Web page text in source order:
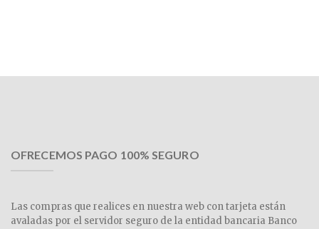
OFRECEMOS PAGO 100% SEGURO
Las compras que realices en nuestra web con tarjeta están
avaladas por el servidor seguro de la entidad bancaria Banco